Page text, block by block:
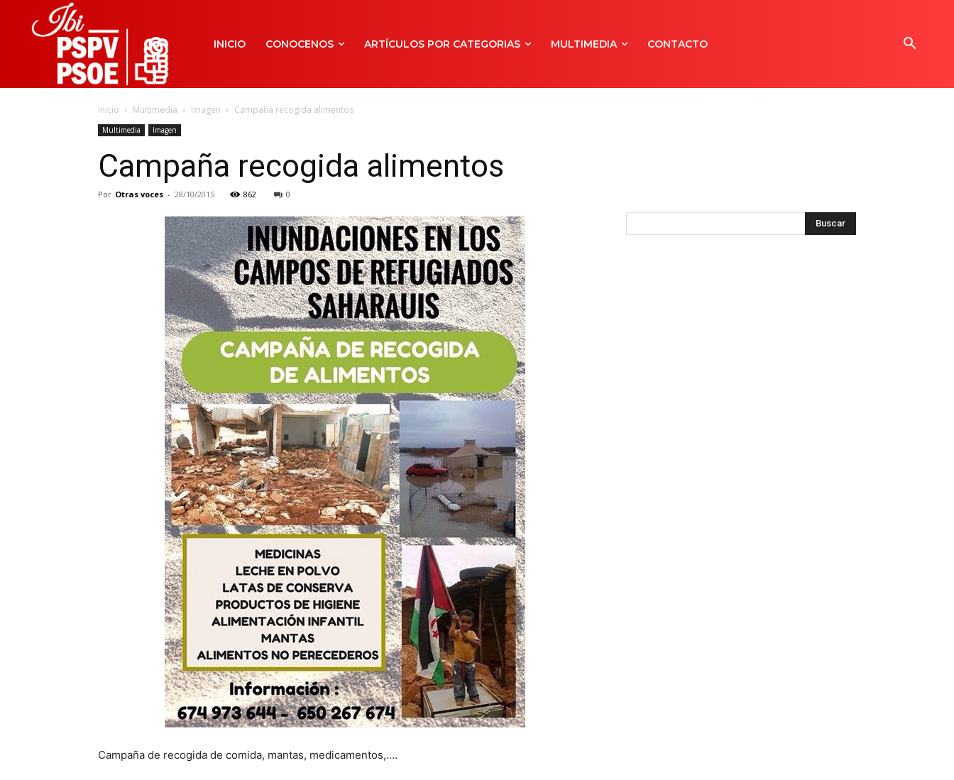
INICIO CONOCENOS ARTÍCULOS POR CATEGORIAS MULTIMEDIA CONTACTO
Inicio Multimedia Imagen Campaña recogida alimentos
Multimedia Imagen
Campaña recogida alimentos
Por Otras voces - 28/10/2015 862 0
Campaña de recogida de comida, mantas, medicamentos,….